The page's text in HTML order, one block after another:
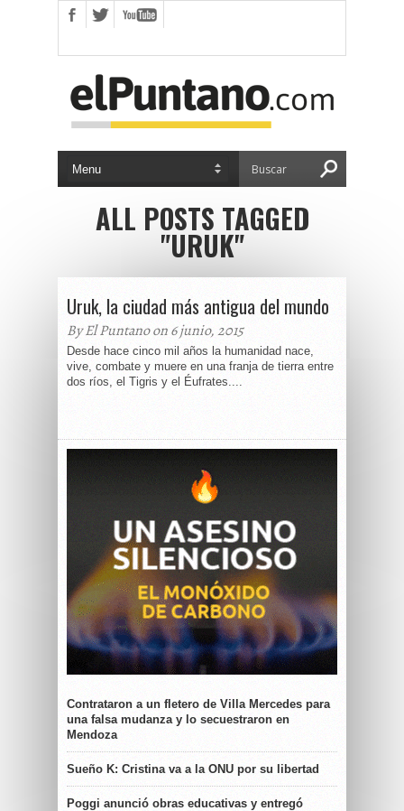
ALL POSTS TAGGED
"URUK"
Uruk, la ciudad más antigua del mundo
By El Puntano on 6 junio, 2015
Desde hace cinco mil años la humanidad nace,
vive, combate y muere en una franja de tierra entre
dos ríos, el Tigris y el Éufrates....
Contrataron a un fletero de Villa Mercedes para
una falsa mudanza y lo secuestraron en
Mendoza
Sueño K: Cristina va a la ONU por su libertad
Poggi anunció obras educativas y entregó